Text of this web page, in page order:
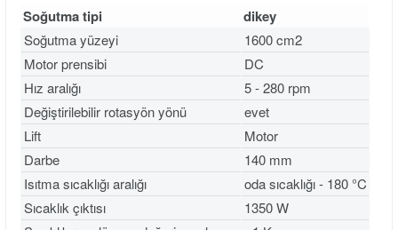
Soğutma tipi dikey
Soğutma yüzeyi
1600 cm2
Motor prensibi
DC
Hız aralığı
5 - 280 rpm
Değiştirilebilir rotasyön yönü
evet
Lift
Motor
Darbe
140 mm
Isıtma sıcaklığı aralığı
oda sıcaklığı - 180 °C
Sıcaklık çıktısı
1350 W